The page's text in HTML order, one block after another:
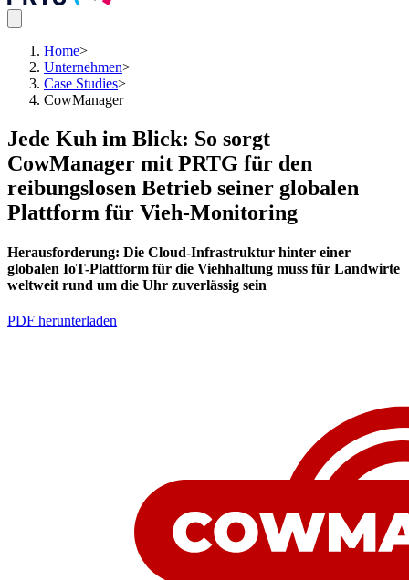
Home>
Unternehmen>
Case Studies>
CowManager
Jede Kuh im Blick: So sorgt
CowManager mit PRTG für den
reibungslosen Betrieb seiner globalen
Plattform für Vieh-Monitoring
Herausforderung: Die Cloud-Infrastruktur hinter einer
globalen IoT-Plattform für die Viehhaltung muss für Landwirte
weltweit rund um die Uhr zuverlässig sein
PDF herunterladen